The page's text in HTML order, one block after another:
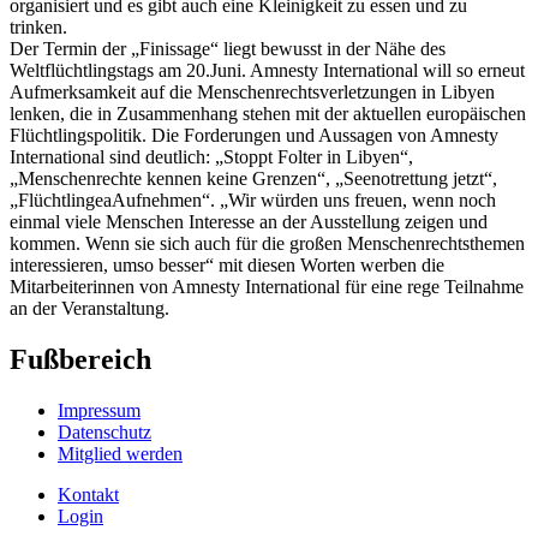
organisiert und es gibt auch eine Kleinigkeit zu essen und zu
trinken.
Der Termin der „Finissage“ liegt bewusst in der Nähe des
Weltflüchtlingstags am 20.Juni. Amnesty International will so erneut
Aufmerksamkeit auf die Menschenrechtsverletzungen in Libyen
lenken, die in Zusammenhang stehen mit der aktuellen europäischen
Flüchtlingspolitik. Die Forderungen und Aussagen von Amnesty
International sind deutlich: „Stoppt Folter in Libyen“,
„Menschenrechte kennen keine Grenzen“, „Seenotrettung jetzt“,
„FlüchtlingeaAufnehmen“. „Wir würden uns freuen, wenn noch
einmal viele Menschen Interesse an der Ausstellung zeigen und
kommen. Wenn sie sich auch für die großen Menschenrechtsthemen
interessieren, umso besser“ mit diesen Worten werben die
Mitarbeiterinnen von Amnesty International für eine rege Teilnahme
an der Veranstaltung.
Fußbereich
Impressum
Datenschutz
Mitglied werden
Kontakt
Login